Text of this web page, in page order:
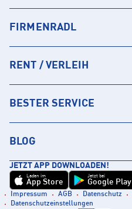
FIRMENRADL
RENT / VERLEIH
BESTER SERVICE
BLOG
JETZT APP DOWNLOADEN!
Laden im
App Store
Jetzt bei
Google Play
Impressum AGB Datenschutz
Datenschutzeinstellungen